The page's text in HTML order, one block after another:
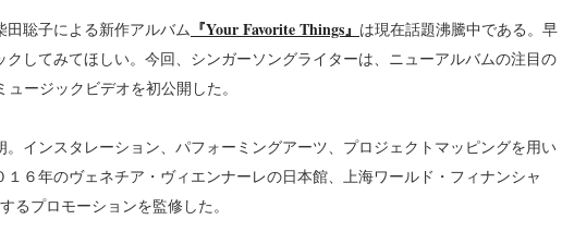
聡子による新作アルバム 『Your Favorite Things』 は現在話題沸騰中である。早
してみてほしい。今回、シンガーソングライターは、ニューアルバムの注目の
ージックビデオを初公開した。
インスタレーション、パフォーミングアーツ、プロジェクトマッピングを用い
６年のヴェネチア・ヴィエンナーレの日本館、上海ワールド・フィナンシャ
るプロモーションを監修した。